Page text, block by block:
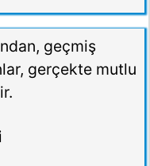
geçmiş
gerçekte mutlu